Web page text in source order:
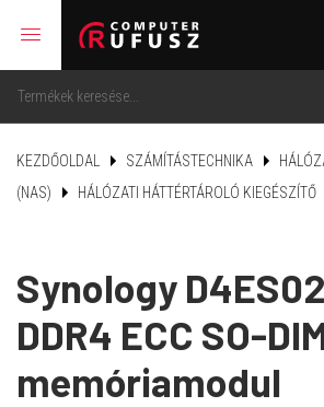
menu
KEZDŐOLDAL SZÁMÍTÁSTECHNIKA
(NAS)
HÁLÓZATI HÁTTÉRTÁROLÓ KIEGÉSZÍTŐ
Synology
DDR4 ECC SO-
memóriamodul